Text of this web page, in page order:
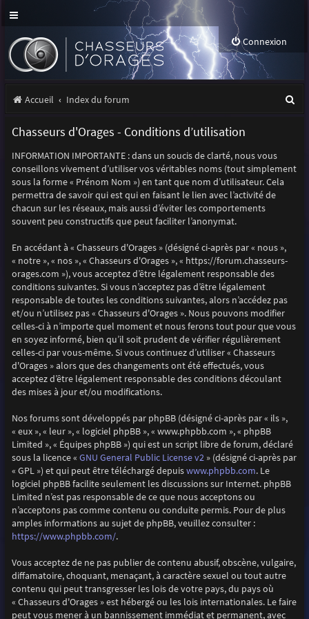
Connexion
Accueil Index du forum
Chasseurs d'Orages - Conditions d’utilisation
INFORMATION IMPORTANTE : dans un soucis de clarté, nous vous
conseillons vivement d’utiliser vos véritables noms (tout simplement
sous la forme « Prénom Nom ») en tant que nom d’utilisateur. Cela
permettra de savoir qui est qui en faisant le lien avec l’activité de
chacun sur les réseaux, mais aussi d’éviter les comportements
souvent peu constructifs que peut faciliter l’anonymat.
En accédant à « Chasseurs d'Orages » (désigné ci-après par « nous »,
« notre », « nos », « Chasseurs d'Orages », « https://forum.chasseurs-
orages.com »), vous acceptez d’être légalement responsable des
conditions suivantes. Si vous n’acceptez pas d’être légalement
responsable de toutes les conditions suivantes, alors n’accédez pas
et/ou n’utilisez pas « Chasseurs d'Orages ». Nous pouvons modifier
celles-ci à n’importe quel moment et nous ferons tout pour que vous
en soyez informé, bien qu’il soit prudent de vérifier régulièrement
celles-ci par vous-même. Si vous continuez d’utiliser « Chasseurs
d'Orages » alors que des changements ont été effectués, vous
acceptez d’être légalement responsable des conditions découlant
des mises à jour et/ou modifications.
Nos forums sont développés par phpBB (désigné ci-après par « ils »,
« eux », « leur », « logiciel phpBB », « www.phpbb.com », « phpBB
Limited », « Équipes phpBB ») qui est un script libre de forum, déclaré
sous la licence « GNU General Public License v2» (désigné ci-après par
« GPL ») et qui peut être téléchargé depuiswww.phpbb.com. Le
logiciel phpBB facilite seulement les discussions sur Internet. phpBB
Limited n’est pas responsable de ce que nous acceptons ou
n’acceptons pas comme contenu ou conduite permis. Pour de plus
amples informations au sujet de phpBB, veuillez consulter :
https://www.phpbb.com/.
Vous acceptez de ne pas publier de contenu abusif, obscène, vulgaire,
diffamatoire, choquant, menaçant, à caractère sexuel ou tout autre
contenu qui peut transgresser les lois de votre pays, du pays où
« Chasseurs d'Orages » est hébergé ou les lois internationales. Le faire
peut vous mener à un bannissement immédiat et permanent, avec